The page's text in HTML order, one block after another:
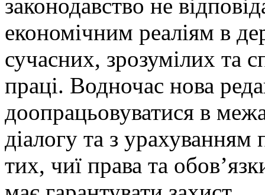
законодавство не
економічним реаліям в
сучасних, зрозумілих та
праці. Водночас нова
доопрацьовуватися в
діалогу та з урахуванням
тих, чиї права та